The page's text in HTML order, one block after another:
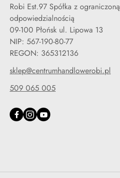
Robi Est.97 Spółka z ograniczoną
odpowiedzialnością
09-100 Płońsk ul. Lipowa 13
NIP: 567-190-80-77
REGON: 365312136
sklep@centrumhandlowerobi.pl
509 065 005